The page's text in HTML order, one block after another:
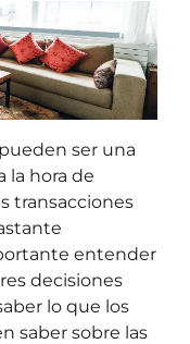
ser una
la hora de
transacciones
entender
decisiones
lo que los
saber sobre las